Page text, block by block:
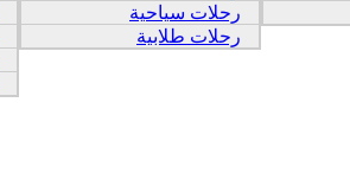
رحلات سياحية
رحلات طلابية